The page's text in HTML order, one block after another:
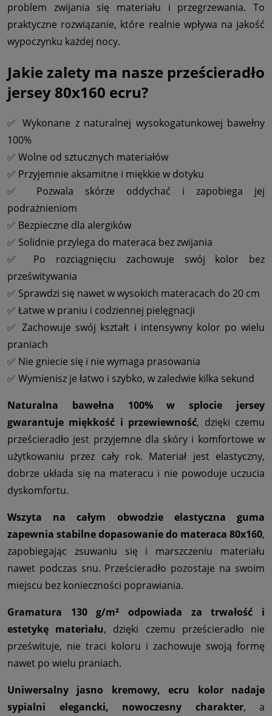
problem zwijania się materiału i przegrzewania. To
praktyczne rozwiązanie, które realnie wpływa na jakość
wypoczynku każdej nocy.
Jakie zalety ma nasze prześcieradło
jersey 80x160 ecru?
✅ Wykonane z naturalnej wysokogatunkowej bawełny
100%
✅ Wolne od sztucznych materiałów
✅ Przyjemnie aksamitne i miękkie w dotyku
✅ Pozwala skórze oddychać i zapobiega jej
podrażnieniom
✅ Bezpieczne dla alergików
✅ Solidnie przylega do materaca bez zwijania
✅ Po rozciągnięciu zachowuje swój kolor bez
prześwitywania
✅ Sprawdzi się nawet w wysokich materacach do 20 cm
✅ Łatwe w praniu i codziennej pielęgnacji
✅ Zachowuje swój kształt i intensywny kolor po wielu
praniach
✅ Nie gniecie się i nie wymaga prasowania
✅ Wymienisz je łatwo i szybko, w zaledwie kilka sekund
Naturalna bawełna 100% w splocie jersey
gwarantuje miękkość i przewiewność, dzięki czemu
prześcieradło jest przyjemne dla skóry i komfortowe w
użytkowaniu przez cały rok. Materiał jest elastyczny,
dobrze układa się na materacu i nie powoduje uczucia
dyskomfortu.
Wszyta na całym obwodzie elastyczna guma
zapewnia stabilne dopasowanie do materaca 80x160,
zapobiegając zsuwaniu się i marszczeniu materiału
nawet podczas snu. Prześcieradło pozostaje na swoim
miejscu bez konieczności poprawiania.
Gramatura 130 g/m² odpowiada za trwałość i
estetykę materiału, dzięki czemu prześcieradło nie
prześwituje, nie traci koloru i zachowuje swoją formę
nawet po wielu praniach.
Uniwersalny jasno kremowy, ecru kolor nadaje
sypialni elegancki, nowoczesny charakter, a